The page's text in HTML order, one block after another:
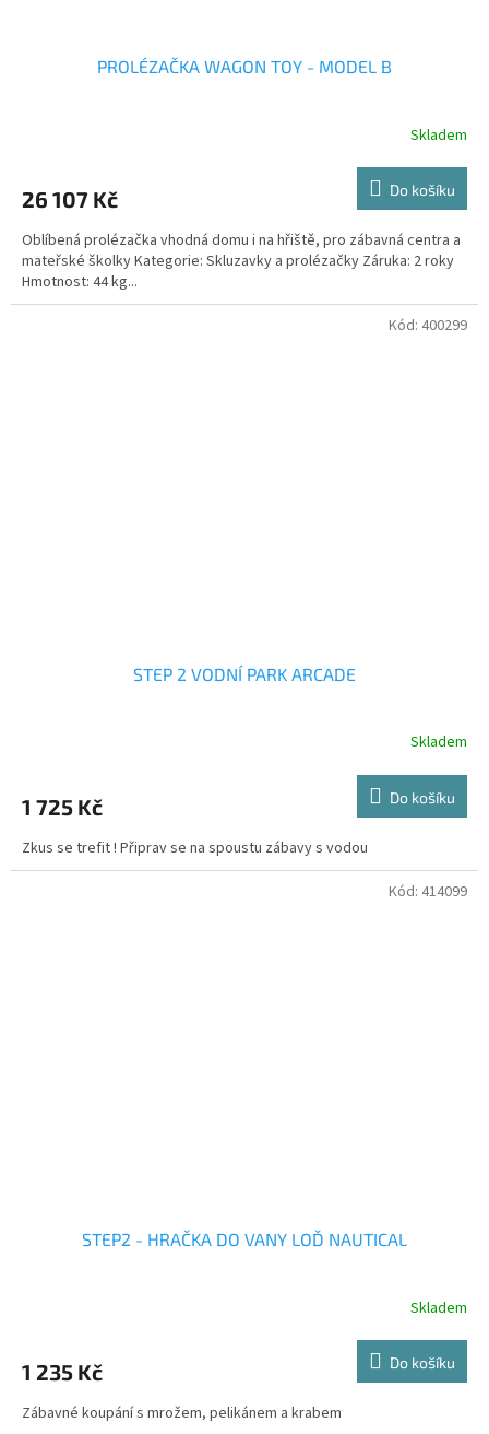
PROLÉZAČKA WAGON TOY - MODEL B
Skladem
26 107 Kč Do košíku
Oblíbená prolézačka vhodná domu i na hřiště, pro zábavná centra a
mateřské školky Kategorie: Skluzavky a prolézačky Záruka: 2 roky
Hmotnost: 44 kg...
STEP 2 VODNÍ PARK ARCADE
Skladem
1 725 Kč Do košíku
Zkus se trefit ! Připrav se na spoustu zábavy s vodou
Kód: 400299
STEP2 - HRAČKA DO VANY LOĎ NAUTICAL
Skladem
1 235 Kč Do košíku
Zábavné koupání s mrožem, pelikánem a krabem
Kód: 414099